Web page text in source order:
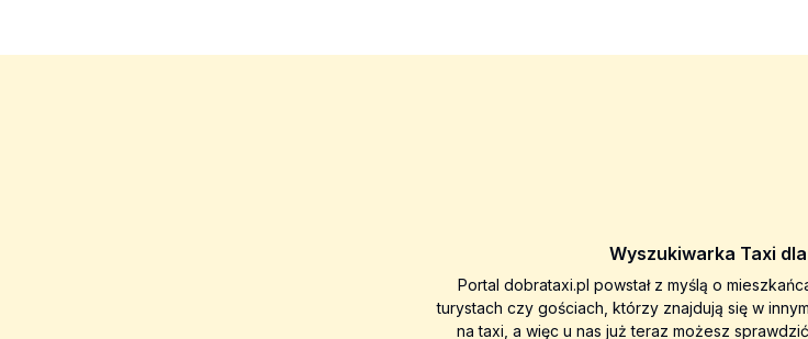
Wyszukiwarka Taxi
Portal dobrataxi.pl powstał z myślą o
turystach czy gościach, którzy znajdują się w
na taxi, a więc u nas już teraz możesz